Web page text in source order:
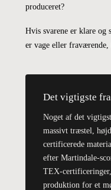
produceret?
Hvis svarene er klare og
er vage eller
Det vigtigste
Noget af det
massivt træstel,
certificerede
efter Martindale-
TEX-
produktion for et